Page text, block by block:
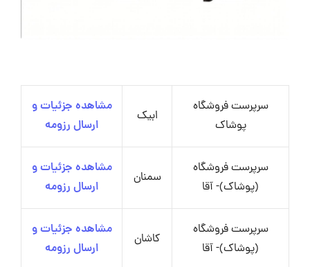
سرپرست فروشگاه
پوشاک
ابیک
مشاهده جزئیات و
ارسال رزومه
سرپرست فروشگاه
(پوشاک)- آقا
سمنان
مشاهده جزئیات و
ارسال رزومه
سرپرست فروشگاه
(پوشاک)- آقا
کاشان
مشاهده جزئیات و
ارسال رزومه